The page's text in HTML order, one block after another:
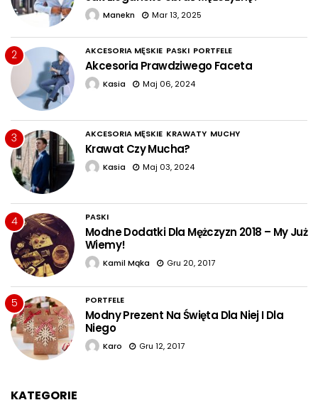
Manekn Mar 13, 2025
2 AKCESORIA MĘSKIE PASKI PORTFELE
Akcesoria Prawdziwego Faceta
Kasia Maj 06, 2024
3 AKCESORIA MĘSKIE KRAWATY MUCHY
Krawat Czy Mucha?
Kasia Maj 03, 2024
4 PASKI
Modne Dodatki Dla Mężczyzn 2018 – My Już
Wiemy!
Kamil Mąka Gru 20, 2017
5 PORTFELE
Modny Prezent Na Święta Dla Niej I Dla
Niego
Karo Gru 12, 2017
KATEGORIE